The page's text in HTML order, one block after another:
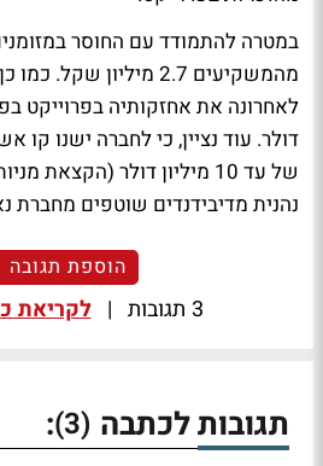
במטרה להתמודד עם החוסר
מהמשקיעים 2.7 מיליון
דולר. עוד נציין, כי לחברה ישנו קו
של עד 10 מיליון דולר (הקצאת
נהנית מדיבידנדים שוטפים מחברת
הוספת תגובה
3 תגובות | לקריאת
תגובות לכתבה (3)
: